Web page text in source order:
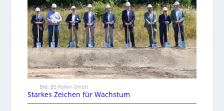
Bild: BS Rollen GmbH
Starkes Zeichen für Wachstum